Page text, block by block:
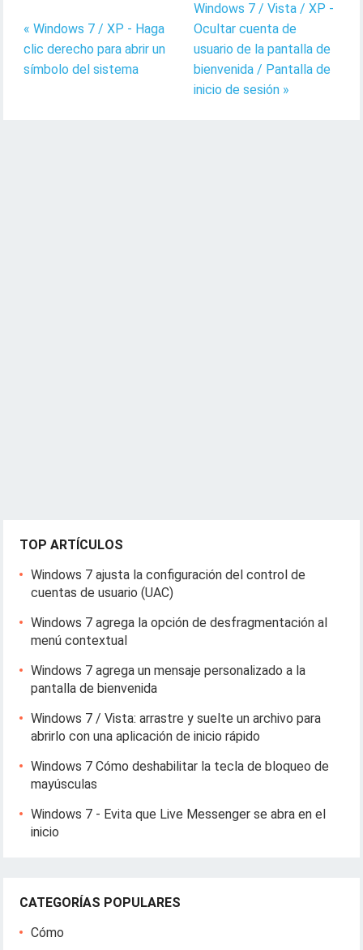
« Windows 7 / XP - Haga
clic derecho para abrir un
símbolo del sistema
Windows 7 / Vista / XP -
Ocultar cuenta de
usuario de la pantalla de
bienvenida / Pantalla de
inicio de sesión »
TOP ARTÍCULOS
Windows 7 ajusta la configuración del control de
cuentas de usuario (UAC)
Windows 7 agrega la opción de desfragmentación al
menú contextual
Windows 7 agrega un mensaje personalizado a la
pantalla de bienvenida
Windows 7 / Vista: arrastre y suelte un archivo para
abrirlo con una aplicación de inicio rápido
Windows 7 Cómo deshabilitar la tecla de bloqueo de
mayúsculas
Windows 7 - Evita que Live Messenger se abra en el
inicio
CATEGORÍAS POPULARES
Cómo